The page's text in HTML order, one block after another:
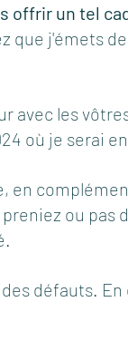
offrir un tel
que j'émets
avec les
où je serai
en
ou pas
défauts.